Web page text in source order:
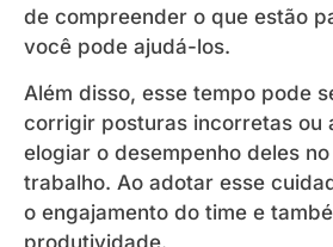
de compreender o que estão
você pode ajudá-los.
Além disso, esse tempo pode
corrigir posturas incorretas ou
elogiar o desempenho deles
trabalho. Ao adotar esse
o engajamento do time e